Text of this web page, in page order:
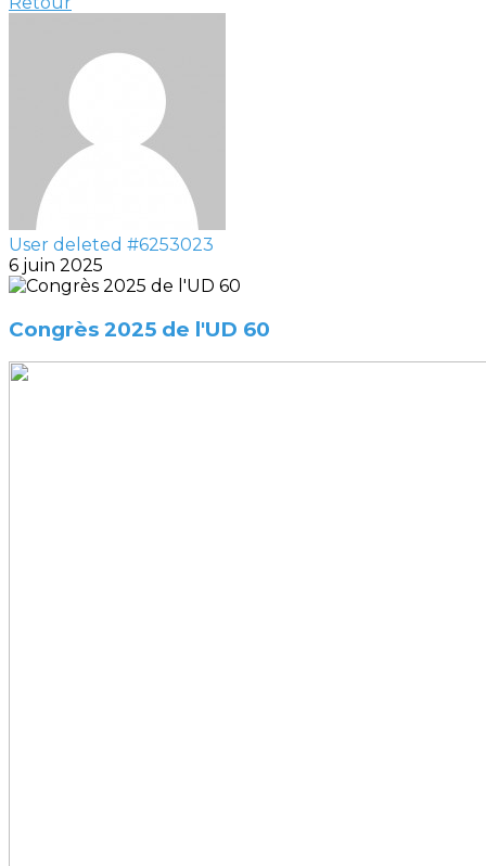
User deleted #6253023
6 juin 2025
Congrès 2025 de l'UD 60